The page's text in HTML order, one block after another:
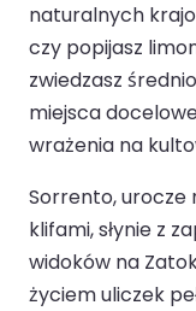
naturalnych
czy popijasz
zwiedzasz
miejsca
wrażenia na
Sorrento, urocze
klifami, słynie z
widoków na
życiem uliczek